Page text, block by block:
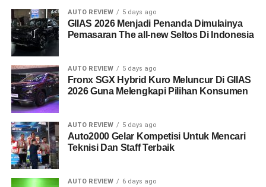
AUTO REVIEW 5 days ago
GIIAS 2026 Menjadi Penanda Dimulainya
Pemasaran The all-new Seltos Di Indonesia
AUTO REVIEW 5 days ago
Fronx SGX Hybrid Kuro Meluncur Di GIIAS
2026 Guna Melengkapi Pilihan Konsumen
AUTO REVIEW 5 days ago
Auto2000 Gelar Kompetisi Untuk Mencari
Teknisi Dan Staff Terbaik
AUTO REVIEW 6 days ago